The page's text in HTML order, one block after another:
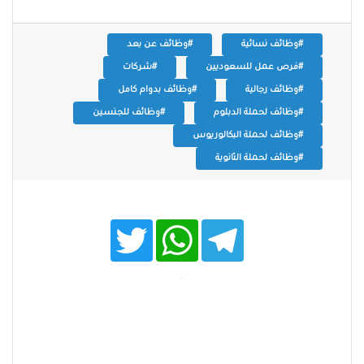
#وظائف نسائية #وظائف عن بعد
#فرص عمل للسعوديين #شركات
#وظائف رجالية #وظائف بدوام كامل
#وظائف لحملة الدبلوم #وظائف للجنسين
#وظائف لحملة البكالوريوس
#وظائف لحملة الثانوية
T
w
t
W
h
t
T
e